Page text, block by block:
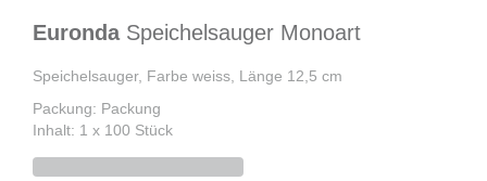
Euronda Speichelsauger Monoart
Speichelsauger, Farbe weiss, Länge 12,5 cm
Packung: Packung
Inhalt: 1 x 100 Stück